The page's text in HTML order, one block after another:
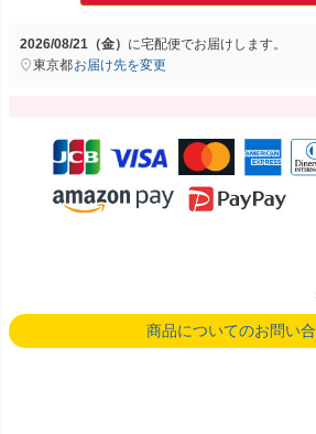
2026/08/21（金） に宅配便でお届けします。
東京都お届け先を変更
商品についてのお問い